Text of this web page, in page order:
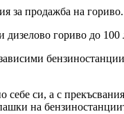
за продажба на гориво.
гориво до 100
си, а с
на